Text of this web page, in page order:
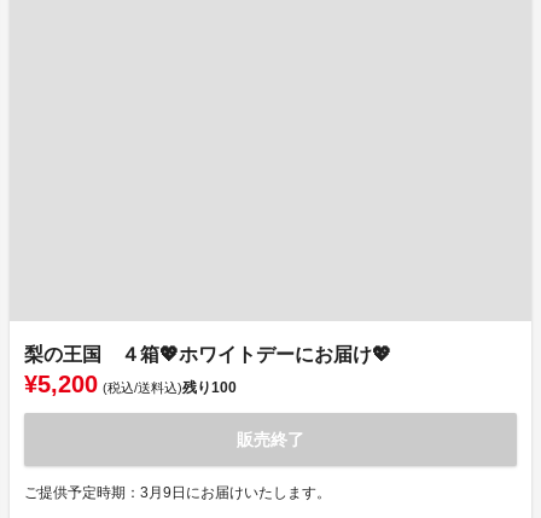
梨の王国 ４箱💖ホワイトデーにお届け💖
¥5,200 (税込/送料込)残り100
販売終了
ご提供予定時期：3月9日にお届けいたします。